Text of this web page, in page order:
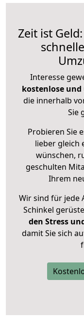
Zeit ist
Interesse
kostenlose
die innerhalb
Sie
Probieren Sie
lieber gleich
wünschen,
geschulten
Ihrem
Wir sind für jede
Schinkel
den Stress
damit Sie sich